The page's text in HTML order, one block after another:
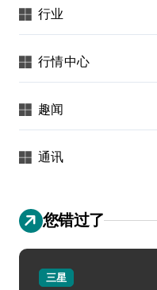
行业
行情中心
趣闻
通讯
您错过了
三星